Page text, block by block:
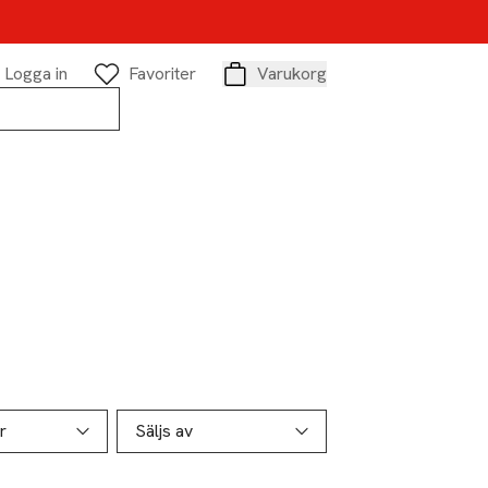
Logga in
Favoriter
Varukorg
Säljs av